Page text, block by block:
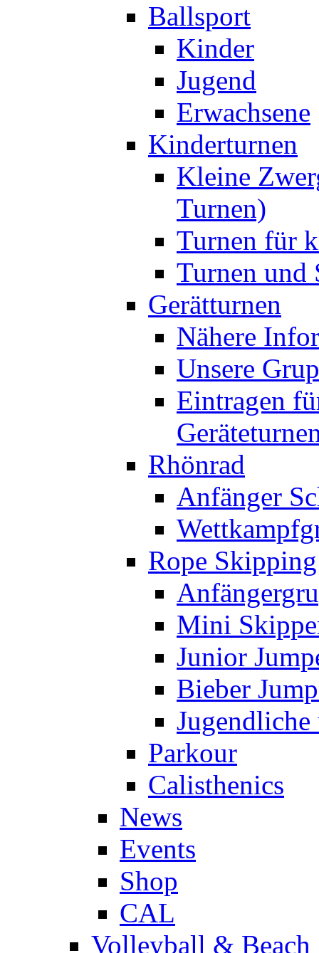
Ballsport
Kinder
Jugend
Erwachsene
Kinderturnen
Kleine
Turnen)
Turnen für
Turnen und
Gerätturnen
Nähere
Unsere
Eintragen
Rhönrad
Anfänger
Rope Skipping
Mini
Junior
Bieber
Jugendliche
Parkour
Calisthenics
News
Events
Shop
CAL
Volleyball & Beach